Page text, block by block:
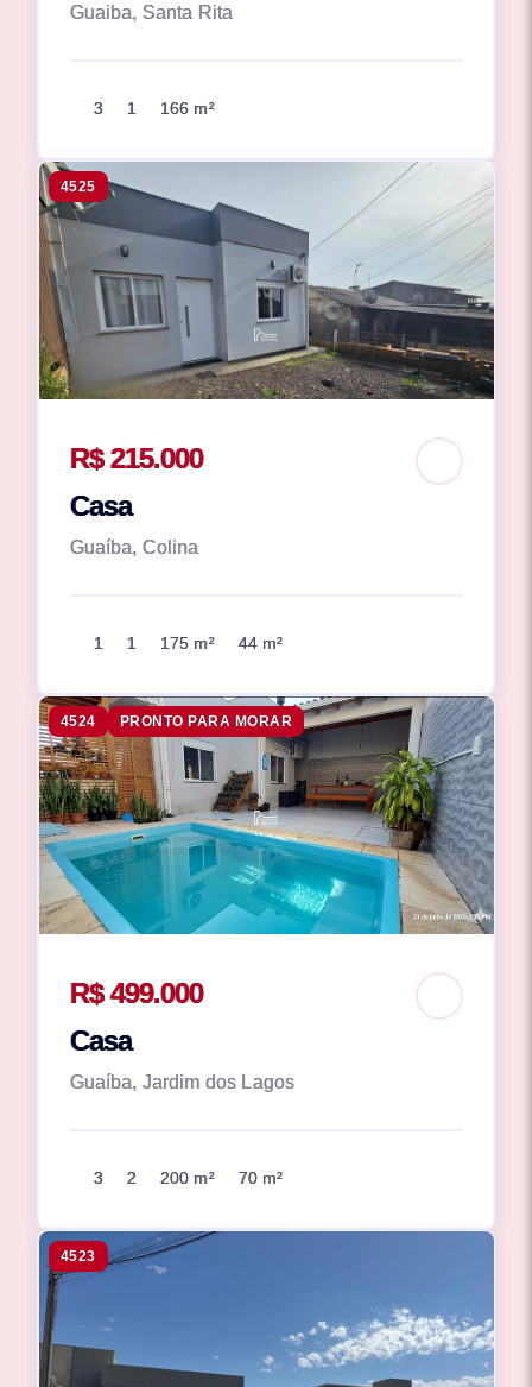
Guaiba, Santa Rita
3 1 166 m²
4525
R$ 215.000
Casa
Guaíba, Colina
1 1 175 m² 44 m²
4524 PRONTO PARA MORAR
R$ 499.000
Casa
Guaíba, Jardim dos Lagos
3 2 200 m² 70 m²
4523